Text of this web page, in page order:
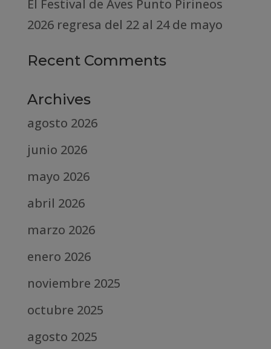
El Festival de Aves Punto Pirineos
2026 regresa del 22 al 24 de mayo
Recent Comments
Archives
agosto 2026
junio 2026
mayo 2026
abril 2026
marzo 2026
enero 2026
noviembre 2025
octubre 2025
agosto 2025